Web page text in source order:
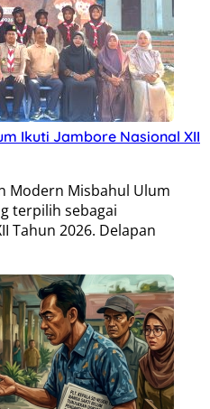
Ikuti Jambore Nasional XII
Modern Misbahul Ulum
terpilih sebagai
Tahun 2026. Delapan